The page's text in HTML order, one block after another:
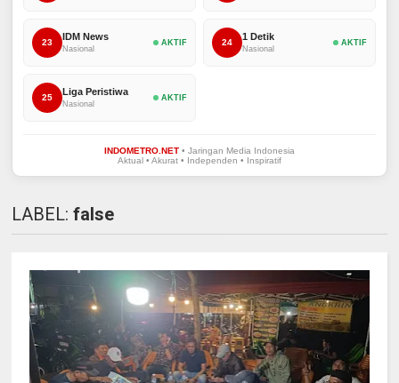
23
IDM News
Nasional
AKTIF 24
1 Detik
Nasional
AKTIF
25
Liga Peristiwa
Nasional
AKTIF
INDOMETRO.NET• Jaringan Media Indonesia
Aktual • Akurat • Independen • Inspiratif
LABEL:false